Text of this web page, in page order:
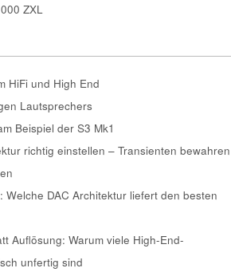
ZXL
HiFi und High End
Lautsprechers
Beispiel der S3 Mk1
richtig einstellen – Transienten bewahren
Welche DAC Architektur liefert den besten
Auflösung: Warum viele High-End-
unfertig sind